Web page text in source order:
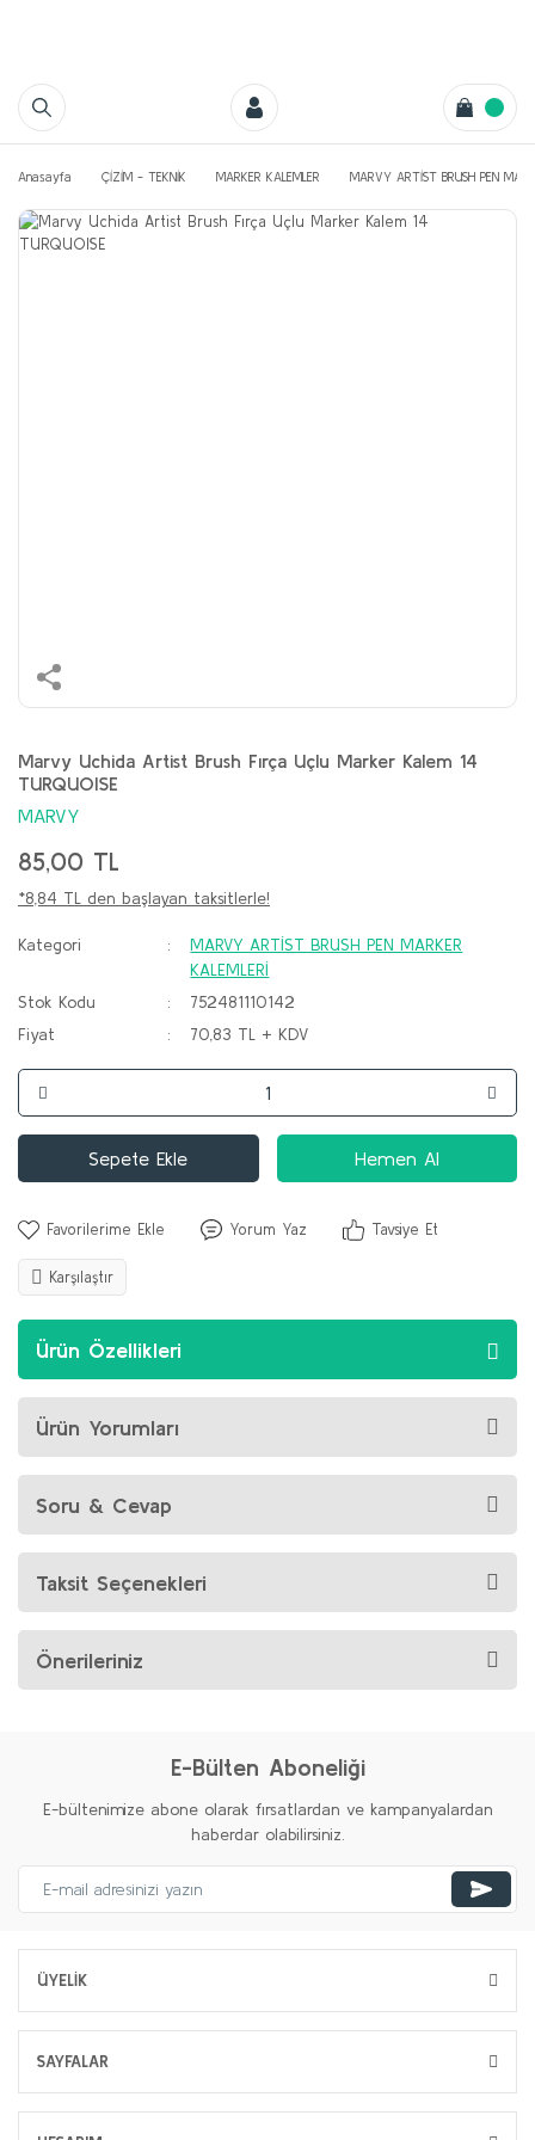
Anasayfa ÇİZİM - TEKNİK MARKER KALEMLER MARVY ARTİST BRUSH PEN
Marvy Uchida Artist Brush Fırça Uçlu Marker Kalem 14
TURQUOISE
MARVY
85,00 TL
*8,84 TL den başlayan taksitlerle!
Kategori
MARVY ARTİST BRUSH PEN MARKER
KALEMLERİ
Stok Kodu
752481110142
Fiyat
70,83 TL + KDV
Sepete Ekle Hemen Al
Yorum Yaz Tavsiye Et
Karşılaştır
Ürün Özellikleri
Ürün Yorumları
Soru & Cevap
Taksit Seçenekleri
Önerileriniz
E-Bülten Aboneliği
E-bültenimize abone olarak fırsatlardan ve kampanyalardan
haberdar olabilirsiniz.
ÜYELİK
SAYFALAR